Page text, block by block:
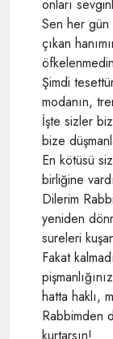
onları
Sen her gün
çıkan
Şimdi
modanın,
İşte sizler
bize
En kötüsü
birliğine
Dilerim
yeniden
sureleri
Fakat
hatta haklı,
Rabbimden